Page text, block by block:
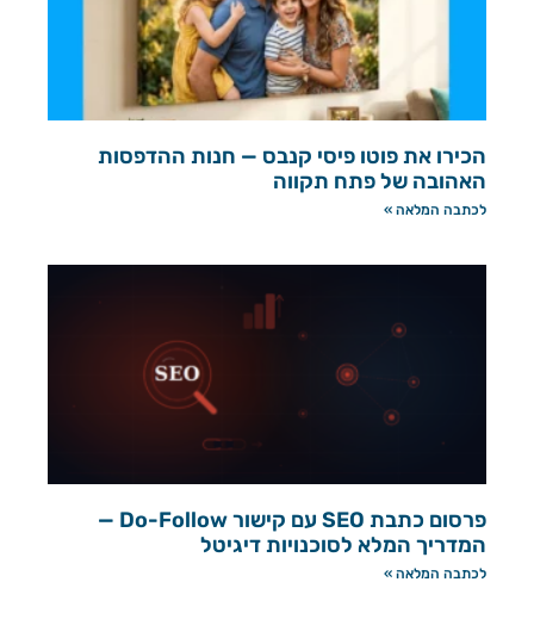
הכירו את פוטו פיסי קנבס — חנות ההדפסות
האהובה של פתח תקווה
לכתבה המלאה »
פרסום כתבת SEO עם קישור Do-Follow —
המדריך המלא לסוכנויות דיגיטל
לכתבה המלאה »